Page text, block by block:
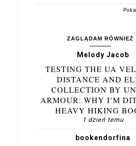
ZAGLĄDAM RÓWNIEŻ
Melody Jacob
TESTING THE UA
DISTANCE AND
COLLECTION BY
ARMOUR: WHY I’M
HEAVY HIKING
1 dzień temu
bookendorfina